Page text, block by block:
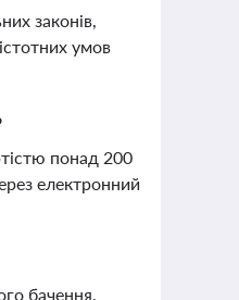
законів,
умов
понад 200
електронний
бачення,